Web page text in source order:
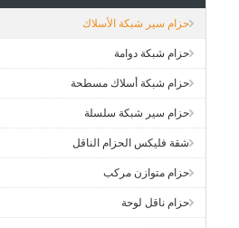
حزام سير شبكة الأسلاك
حزام شبكة دوامة
حزام شبكة أسلاك مسطحة
حزام سير شبكة سلسلة
شقة فليكس الحزام الناقل
حزام متوازن مركب
حزام ناقل لوحة